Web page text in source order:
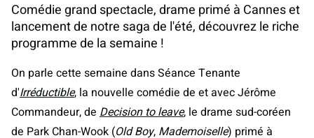
Comédie grand spectacle, drame primé à Cannes et
lancement de notre saga de l'été, découvrez le riche
programme de la semaine !
On parle cette semaine dans Séance Tenante
d'Irréductible, la nouvelle comédie de et avec Jérôme
Commandeur, de Decision to leave, le drame sud-coréen
de Park Chan-Wook (Old Boy, Mademoiselle) primé à